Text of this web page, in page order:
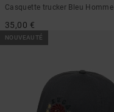
Casquette trucker Bleu Homme
35,00 €
NOUVEAUTÉ